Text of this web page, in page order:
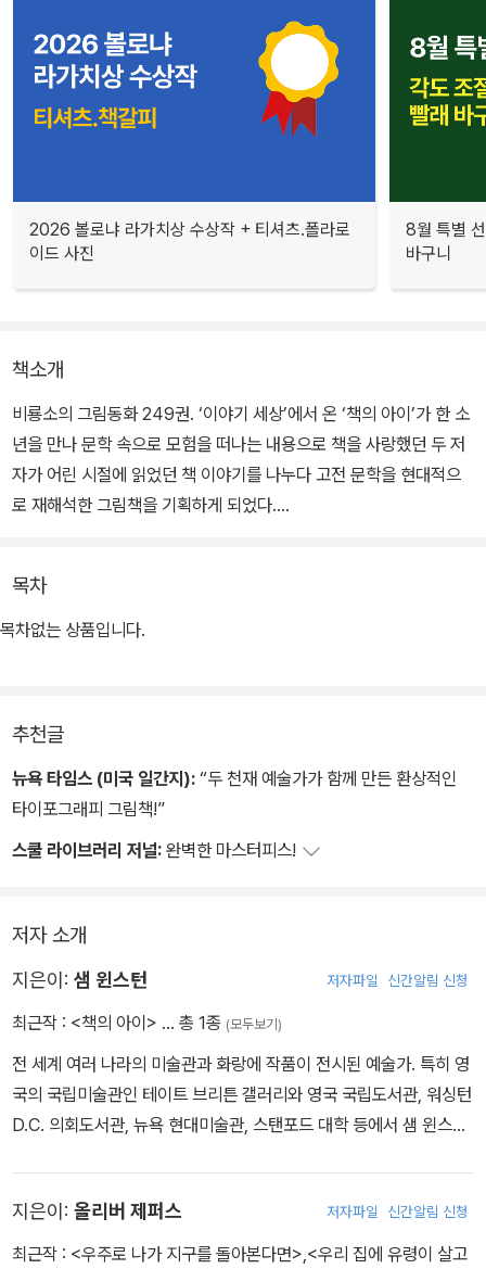
2026 볼로냐 라가치상 수상작 + 티셔츠.폴라로
이드 사진
8월 특별
바구니
책소개
비룡소의 그림동화 249권. ‘이야기 세상’에서 온 ‘책의 아이’가 한 소
년을 만나 문학 속으로 모험을 떠나는 내용으로 책을 사랑했던 두 저
자가 어린 시절에 읽었던 책 이야기를 나누다 고전 문학을 현대적으
로 재해석한 그림책을 기획하게 되었다.
모험을 떠난다. 둘은 옛이야기의 숲과 상상의 산, 노래 구름을 지나 마
법 같은 이야기 속으로 빠져든다. 매 장면마다 올리버 제퍼스의 부드
아이들에게 책 읽기의 즐거움과 매력에 눈뜨게 하고, 어른 독자에게
어릴 적 읽던 문학 작품의 추억을 떠올리게 한다. 빠르고 현란한 디지
털 화면에 익숙해진 요즘, 책의 행간과 단어의 의미를 차근히 읽어 내
려가게 하는 경험도 값지다. 장면 하나하나 눈길을 붙잡는 그림들을
목차
목차없는 상품입니다.
추천글
뉴욕 타임스 (미국 일간지): “두 천재 예술가가 함께 만든 환상적인
타이포그래피 그림책!”
스쿨 라이브러리 저널: 완벽한 마스터피스!
저자 소개
지은이: 샘 윈스턴 저자파일 신간알림 신청
최근작 : <책의 아이> … 총 1종 (모두보기)
전 세계 여러 나라의 미술관과 화랑에 작품이 전시된 예술가. 특히 영
국의 국립미술관인 테이트 브리튼 갤러리와 영국 국립도서관, 워싱턴
D.C. 의회도서관, 뉴욕 현대미술관, 스탠포드 대학 등에서 샘 윈스턴
지은이: 올리버 제퍼스 저자파일 신간알림 신청
최근작 : <우주로 나가 지구를 돌아본다면>,<우리 집에 유령이 살고